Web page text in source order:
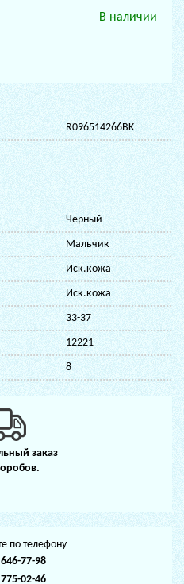
В наличии
R096514266BK
Черный
Мальчик
Иск.кожа
Иск.кожа
33-37
12221
8
заказ
по телефону
77-98
02-46